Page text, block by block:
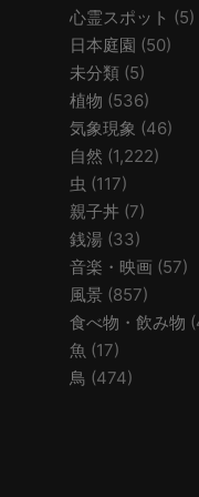
心霊スポット (5)
日本庭園 (50)
未分類 (5)
植物 (536)
気象現象 (46)
自然 (1,222)
虫 (117)
親子丼 (7)
銭湯 (33)
音楽・映画 (57)
風景 (857)
食べ物・飲み物
魚 (17)
鳥 (474)